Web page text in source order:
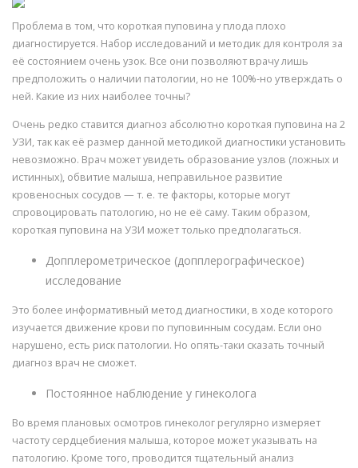
Проблема в том, что короткая пуповина у плода плохо
диагностируется. Набор исследований и методик для контроля за
её состоянием очень узок. Все они позволяют врачу лишь
предположить о наличии патологии, но не 100%-но утверждать о
ней. Какие из них наиболее точны?
Очень редко ставится диагноз абсолютно короткая пуповина на 2
УЗИ, так как её размер данной методикой диагностики установить
невозможно. Врач может увидеть образование узлов (ложных и
истинных), обвитие малыша, неправильное развитие
кровеносных сосудов — т. е. те факторы, которые могут
спровоцировать патологию, но не её саму. Таким образом,
короткая пуповина на УЗИ может только предполагаться.
Допплерометрическое (допплерографическое)
исследование
Это более информативный метод диагностики, в ходе которого
изучается движение крови по пуповинным сосудам. Если оно
нарушено, есть риск патологии. Но опять-таки сказать точный
диагноз врач не сможет.
Постоянное наблюдение у гинеколога
Во время плановых осмотров гинеколог регулярно измеряет
частоту сердцебиения малыша, которое может указывать на
патологию. Кроме того, проводится тщательный анализ